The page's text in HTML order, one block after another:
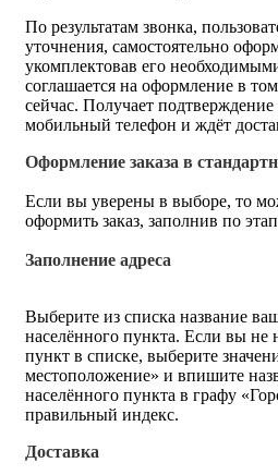
По результатам звонка,
уточнения, самостоятельно
укомплектовав его
соглашается на оформление в
сейчас. Получает
мобильный телефон и ждёт
Оформление заказа в
Если вы уверены в выборе, то
оформить заказ, заполнив по
Заполнение адреса
Выберите из списка название
населённого пункта. Если вы
пункт в списке, выберите
местоположение» и впишите
населённого пункта в графу
правильный индекс.
Доставка